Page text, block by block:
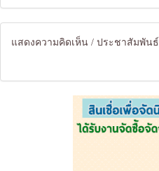
แสดงความคิดเห็น / ประชาสัมพันธ์